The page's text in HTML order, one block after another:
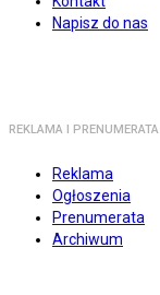
Napisz do nas
REKLAMA I PRENUMERATA
Reklama
Ogłoszenia
Prenumerata
Archiwum